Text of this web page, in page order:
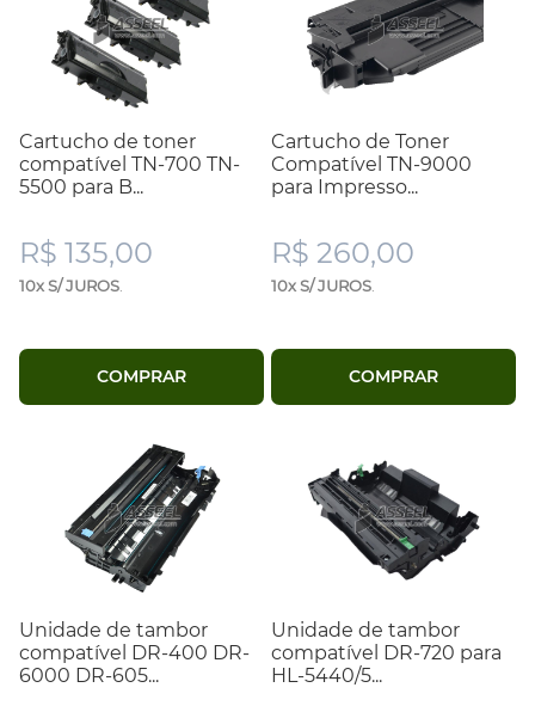
Cartucho de toner
compatível TN-700 TN-
5500 para B...
R$ 135,00
10x S/ JUROS
COMPRAR
Cartucho de Toner
Compatível TN-9000
para Impresso...
R$ 260,00
10x S/ JUROS
COMPRAR
Unidade de tambor
compatível DR-400 DR-
6000 DR-605...
Unidade de tambor
compatível DR-720 para
HL-5440/5...